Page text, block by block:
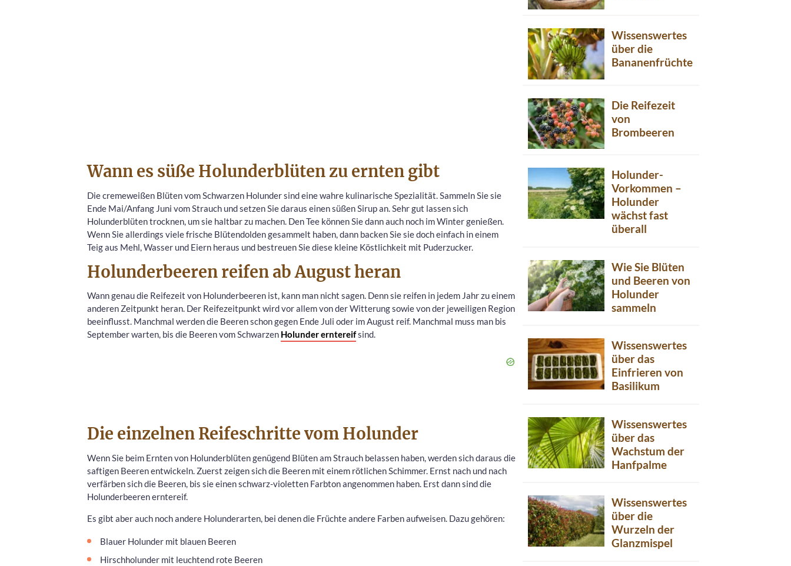
Wann es süße Holunderblüten zu ernten gibt
Die cremeweißen Blüten vom Schwarzen Holunder sind eine wahre kulinarische Spezialität. Sammeln Sie sie
Ende Mai/Anfang Juni vom Strauch und setzen Sie daraus einen süßen Sirup an. Sehr gut lassen sich
Holunderblüten trocknen, um sie haltbar zu machen. Den Tee können Sie dann auch noch im Winter genießen.
Wenn Sie allerdings viele frische Blütendolden gesammelt haben, dann backen Sie sie doch einfach in einem
Teig aus Mehl, Wasser und Eiern heraus und bestreuen Sie diese kleine Köstlichkeit mit Puderzucker.
Holunderbeeren reifen ab August heran
Wann genau die Reifezeit von Holunderbeeren ist, kann man nicht sagen. Denn sie reifen in jedem Jahr zu einem
anderen Zeitpunkt heran. Der Reifezeitpunkt wird vor allem von der Witterung sowie von der jeweiligen Region
beeinflusst. Manchmal werden die Beeren schon gegen Ende Juli oder im August reif. Manchmal muss man bis
September warten, bis die Beeren vom Schwarzen Holunder erntereifsind.
Die einzelnen Reifeschritte vom Holunder
Wenn Sie beim Ernten von Holunderblüten genügend Blüten am Strauch belassen haben, werden sich daraus die
saftigen Beeren entwickeln. Zuerst zeigen sich die Beeren mit einem rötlichen Schimmer. Ernst nach und nach
verfärben sich die Beeren, bis sie einen schwarz-violetten Farbton angenommen haben. Erst dann sind die
Holunderbeeren erntereif.
Es gibt aber auch noch andere Holunderarten, bei denen die Früchte andere Farben aufweisen. Dazu gehören:
Blauer Holunder mit blauen Beeren
Hirschholunder mit leuchtend rote Beeren
Wissenswertes
über die
Bananenfrüchte
Die Reifezeit
von
Brombeeren
Holunder-
Vorkommen –
Holunder
wächst fast
überall
Wie Sie Blüten
und Beeren von
Holunder
sammeln
Wissenswertes
über das
Einfrieren von
Basilikum
Wissenswertes
über das
Wachstum der
Hanfpalme
Wissenswertes
über die
Wurzeln der
Glanzmispel